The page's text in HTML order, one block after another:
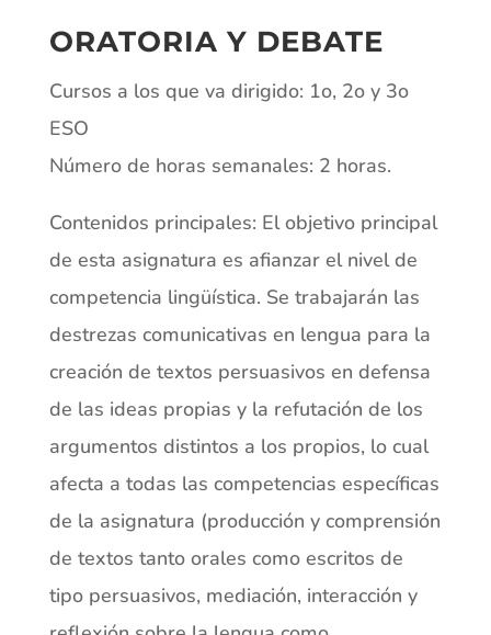
ORATORIA Y DEBATE
Cursos a los que va dirigido: 1o, 2o y 3o
ESO
Número de horas semanales: 2 horas.
Contenidos principales: El objetivo principal
de esta asignatura es afianzar el nivel de
competencia lingüística. Se trabajarán las
destrezas comunicativas en lengua para la
creación de textos persuasivos en defensa
de las ideas propias y la refutación de los
argumentos distintos a los propios, lo cual
afecta a todas las competencias específicas
de la asignatura (producción y comprensión
de textos tanto orales como escritos de
tipo persuasivos, mediación, interacción y